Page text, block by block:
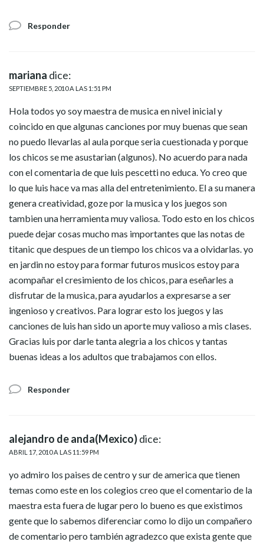
Responder
mariana dice:
SEPTIEMBRE 5, 2010 A LAS 1:51 PM
Hola todos yo soy maestra de musica en nivel inicial y
coincido en que algunas canciones por muy buenas que sean
no puedo llevarlas al aula porque seria cuestionada y porque
los chicos se me asustarian (algunos). No acuerdo para nada
con el comentaria de que luis pescetti no educa. Yo creo que
lo que luis hace va mas alla del entretenimiento. El a su manera
genera creatividad, goze por la musica y los juegos son
tambien una herramienta muy valiosa. Todo esto en los chicos
puede dejar cosas mucho mas importantes que las notas de
titanic que despues de un tiempo los chicos va a olvidarlas. yo
en jardin no estoy para formar futuros musicos estoy para
acompañar el cresimiento de los chicos, para eseñarles a
disfrutar de la musica, para ayudarlos a expresarse a ser
ingenioso y creativos. Para lograr esto los juegos y las
canciones de luis han sido un aporte muy valioso a mis clases.
Gracias luis por darle tanta alegria a los chicos y tantas
buenas ideas a los adultos que trabajamos con ellos.
Responder
alejandro de anda(Mexico)dice:
ABRIL 17, 2010 A LAS 11:59 PM
yo admiro los paises de centro y sur de america que tienen
temas como este en los colegios creo que el comentario de la
maestra esta fuera de lugar pero lo bueno es que existimos
gente que lo sabemos diferenciar como lo dijo un compañero
de comentario pero también agradezco que exista gente que